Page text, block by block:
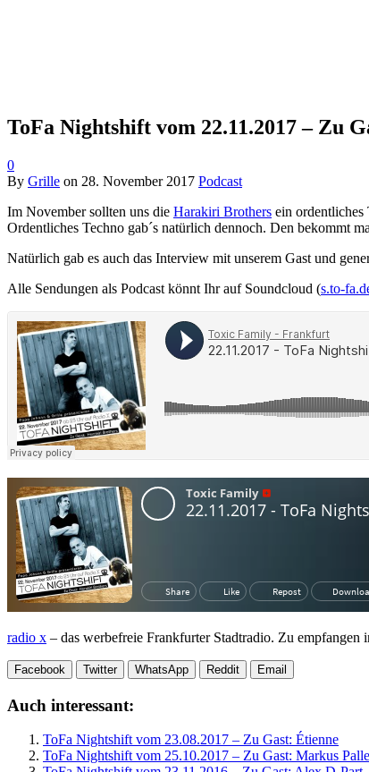
ToFa Nightshift vom 22.11.2017 – Zu
0
By Grille on 28. November 2017 Podcast
Im November sollten uns die Harakiri Brothers ein
Ordentliches Techno gab´s natürlich dennoch. Den bekommt
Natürlich gab es auch das Interview mit unserem Gast und
Alle Sendungen als Podcast könnt Ihr auf Soundcloud (s.to-
radio x – das werbefreie Frankfurter Stadtradio. Zu
Facebook Twitter WhatsApp Reddit Email
Auch interessant:
ToFa Nightshift vom 23.08.2017 – Zu Gast: Étienne
ToFa Nightshift vom 25.10.2017 – Zu Gast: Markus